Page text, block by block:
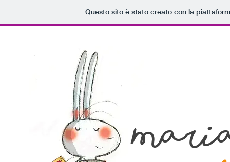
Questo sito è stato creato con la